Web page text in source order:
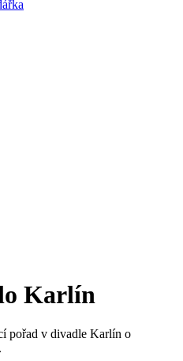
Karlín
pořad v divadle Karlín o